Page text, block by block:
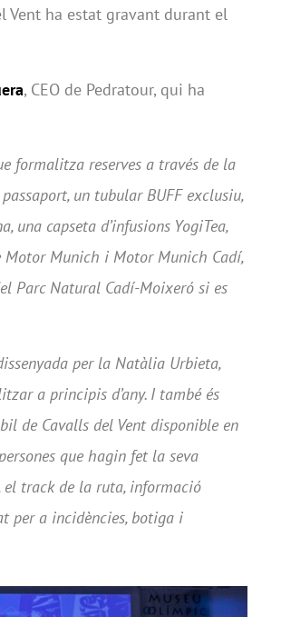
Vent ha estat gravant durant el
, CEO de Pedratour, qui ha
formalitza reserves a través de la
un tubular BUFF exclusiu,
una capseta d’infusions YogiTea,
Motor Munich i Motor Munich Cadí,
Parc Natural Cadí-Moixeró si es
per la Natàlia Urbieta,
a principis d’any. I també és
de Cavalls del Vent disponible en
que hagin fet la seva
el track de la ruta, informació
per a incidències, botiga i